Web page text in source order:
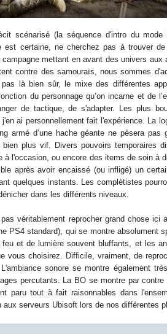
scénarisé (la séquence d'intro du mode
est certaine, ne cherchez pas à trouver de
mettant en avant des univers aux
contre des samouraïs, nous sommes
pas là bien sûr, le mixe des différentes
du personnage qu’on incarne et de
de tactique, de s'adapter. Les plus
ai personnellement fait l 'expérience. La
armé d’une hache géante ne pèsera pas
bien plus vif. Divers pouvoirs temporaires
à l'occasion,ou encore des items de soin à
après avoir encaissé (ou infligé) un
quelques instants. Les complètistes
dans les différents niveaux.
véritablement reprocher grand chose ici
PS4standard), qui se montre absolument
feu et de lumièresouvent bluffants, et les
vous choisirez. Difficile, vraiment, de
sonore se montre également
percutants. La BO se montre par contre
parutout à faitraisonnables dans
serveurs Ubisoft lors de nos différentes